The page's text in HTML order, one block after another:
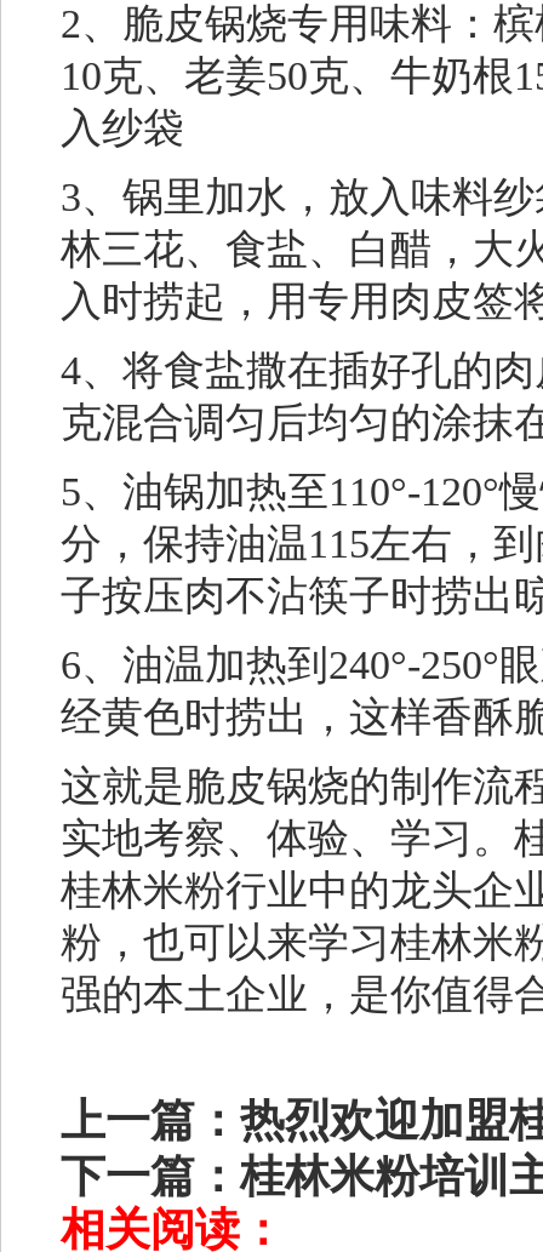
2、脆皮锅烧专用味料：
10克、老姜50克、牛奶根
入纱袋
3、锅里加水，放入味料
林三花、食盐、白醋，大
入时捞起，用专用肉皮签
4、将食盐撒在插好孔的
克混合调匀后均匀的涂抹
5、油锅加热至110°-120°
分，保持油温115左右，
子按压肉不沾筷子时捞出
6、油温加热到240°-250°
经黄色时捞出，这样香酥
这就是脆皮锅烧的制作流
实地考察、体验、学习。
桂林米粉行业中的龙头企
粉，也可以来学习桂林米
强的本土企业，是你值得
上一篇： 热烈欢迎加盟
下一篇：桂林米粉培训
相关阅读：